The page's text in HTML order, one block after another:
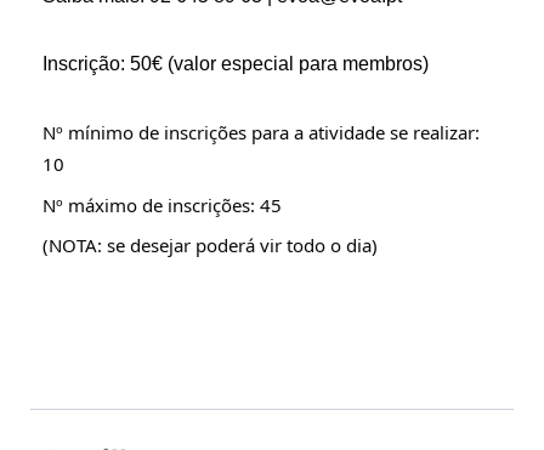
Inscrição: 50€ (valor especial para membros)
Nº mínimo de inscrições para a atividade se realizar:
10
Nº máximo de inscrições: 45
(NOTA: se desejar poderá vir todo o dia)